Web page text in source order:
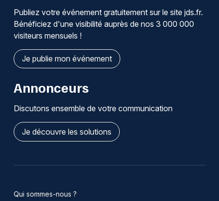
Publiez votre événement gratuitement sur le site jds.fr.
Bénéficiez d'une visibilité auprès de nos 3 000 000
visiteurs mensuels !
Je publie mon événement
Annonceurs
Discutons ensemble de votre communication
Je découvre les solutions
Qui sommes-nous ?